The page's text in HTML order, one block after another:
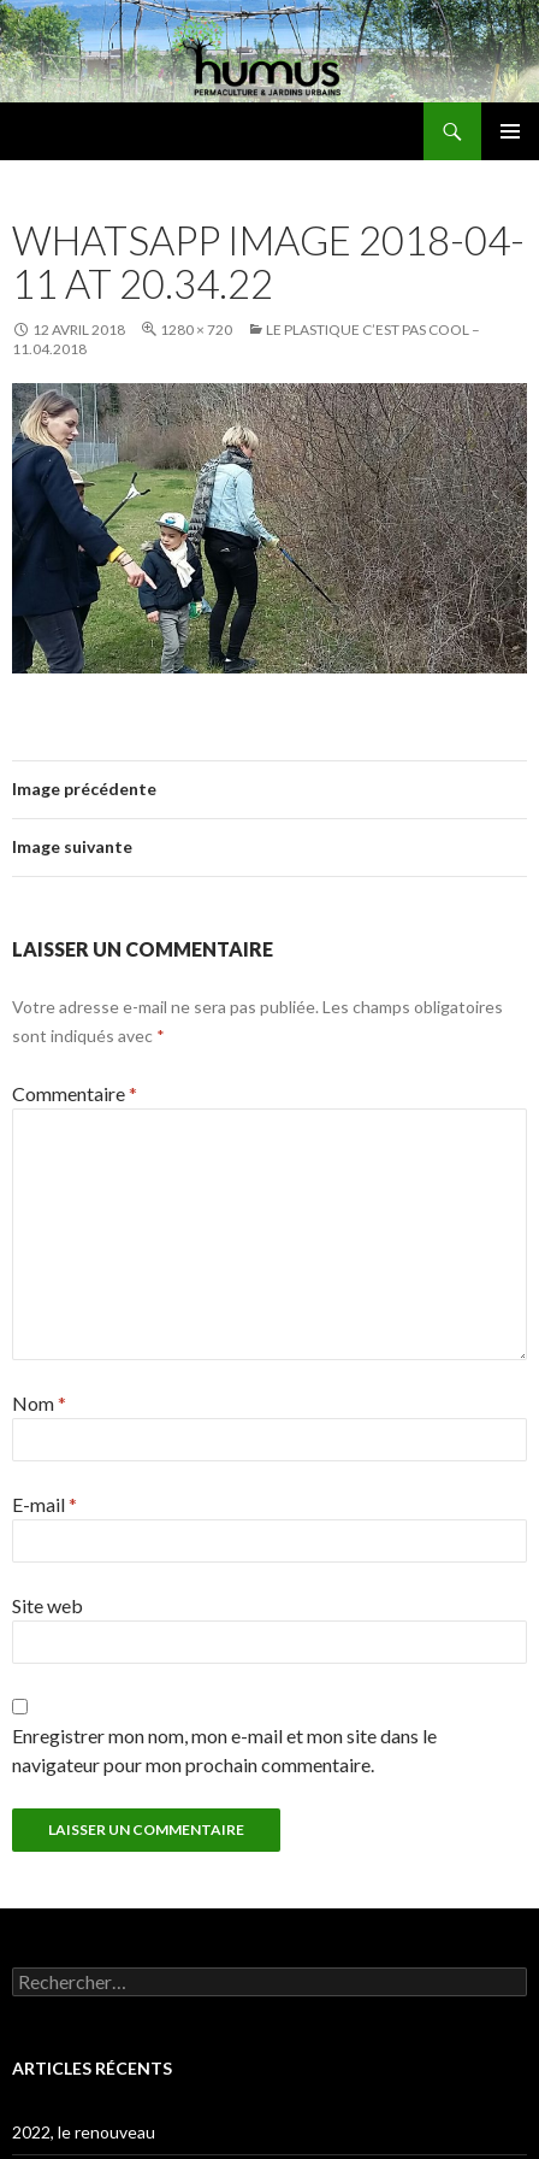
WHATSAPP IMAGE 2018-04-
11 AT 20.34.22
12 AVRIL 2018 1280 × 720
LE PLASTIQUE C’EST PAS COOL –
11.04.2018
Image précédente
Image suivante
LAISSER UN COMMENTAIRE
Votre adresse e-mail ne sera pas publiée. Les champs obligatoires
sont indiqués avec *
Commentaire*
Nom*
E-mail*
Site web
Enregistrer mon nom, mon e-mail et mon site dans le
navigateur pour mon prochain commentaire.
Rechercher :
ARTICLES RÉCENTS
2022, le renouveau